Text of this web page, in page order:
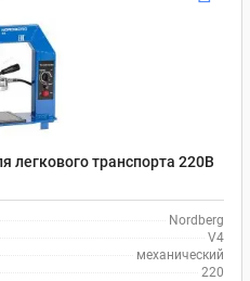
легкового транспорта 220В
Nordberg
V4
механический
220